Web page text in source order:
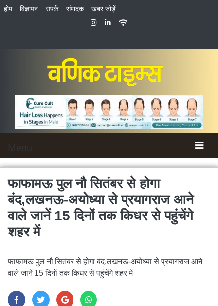
होम विज्ञापन संपर्क संपादक खबर जोड़ें
फाफामऊ पुल नौ सितंबर से होगा
बंद,लखनऊ-अयोध्या से प्रयागराज आने
वाले जानें 15 दिनों तक किधर से पहुंचेंगे
शहर में
फाफामऊ पुल नौ सितंबर से होगा बंद,लखनऊ-अयोध्या से प्रयागराज आने
वाले जानें 15 दिनों तक किधर से पहुंचेंगे शहर में